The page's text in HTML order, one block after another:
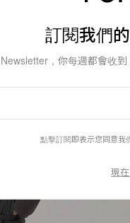
訂閱我們
，你每週都會收
點擊訂閱即表示您同意我
現